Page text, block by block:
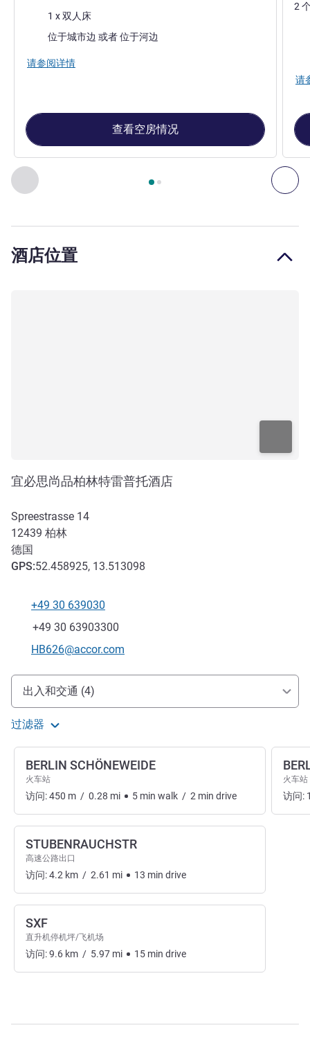
上一个 - 客房 下
第 页，共 , 客房 1 : 标准房，配备 1 张 1.6 x 2 米的双
床上用品1 x 双人床
位于城市边 或者 位于河边
请参阅详情
查看空房情况
2
请
酒店位置
宜必思尚品柏林特雷普托酒店
Spreestrasse 14
12439 柏林
德国
GPS:52.458925, 13.513098
电话
+49 30 639030
传真
+49 30 63903300
联系电子邮件
HB626@accor.com
抵达和交通
出入和交通 (4)
过滤器
BERLIN SCHÖNEWEIDE
火车站
访问:450 m / 0.28 mi 5 min walk / 2 min drive
STUBENRAUCHSTR
高速公路出口
访问:4.2 km / 2.61 mi 13 min drive
SXF
直升机停机坪/飞机场
访问:9.6 km / 5.97 mi 15 min drive
火车站
访问: